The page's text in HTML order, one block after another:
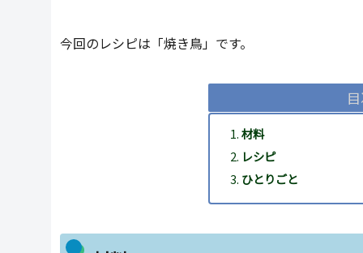
今回のレシピは「焼き鳥」です。
材料
レシピ
ひとりごと